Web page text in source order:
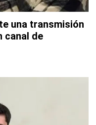
una transmisión
canal de